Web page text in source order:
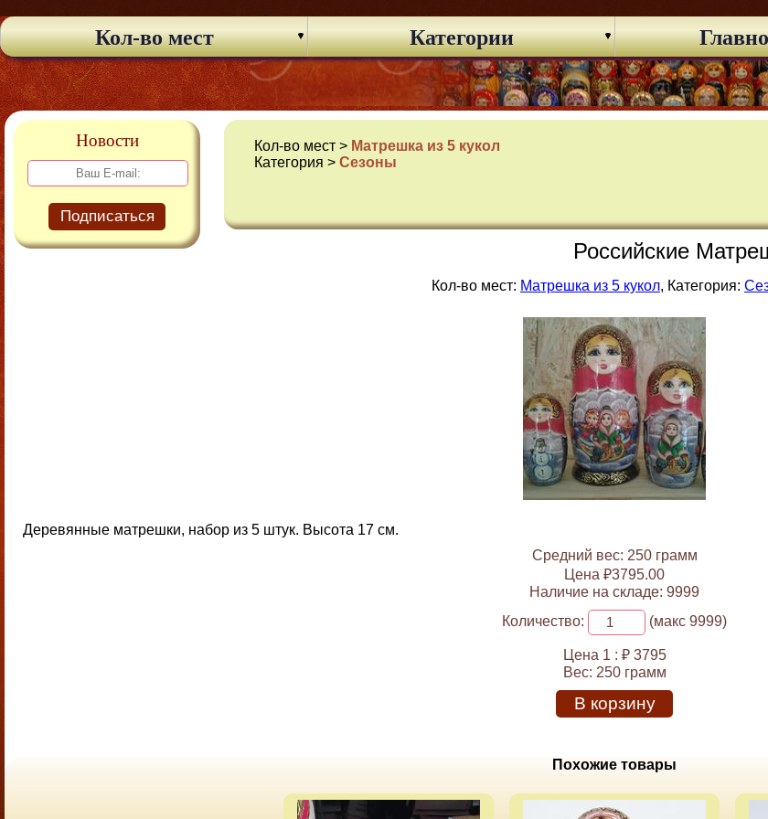
Кол-во мест Категории
Новости
Подписаться
Кол-во мест > Матрешка из 5 кукол
Категория >Сезоны
Российские
Кол-во мест: Матрешка из 5 кукол, Категория:
Деревянные матрешки, набор из 5 штук. Высота 17 см.
Средний вес: 250 грамм
Цена ₽3795.00
Наличие на складе: 9999
Количество:
(макс 9999)
Цена 1 : ₽ 3795
Вес: 250 грамм
В корзину
Похожие товары